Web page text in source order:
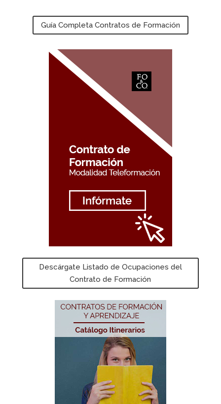
Guía Completa Contratos de Formación
Descárgate Listado de Ocupaciones del
Contrato de Formación